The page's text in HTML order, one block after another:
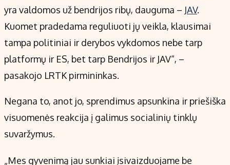
yra valdomos už bendrijos ribų, dauguma – JAV.
Kuomet pradedama reguliuoti jų veikla, klausimai
tampa politiniai ir derybos vykdomos nebe tarp
platformų ir ES, bet tarp Bendrijos ir JAV“, –
pasakojo LRTK pirmininkas.
Negana to, anot jo, sprendimus apsunkina ir priešiška
visuomenės reakcija į galimus socialinių tinklų
suvaržymus.
„Mes gyvenimą jau sunkiai įsivaizduojame be